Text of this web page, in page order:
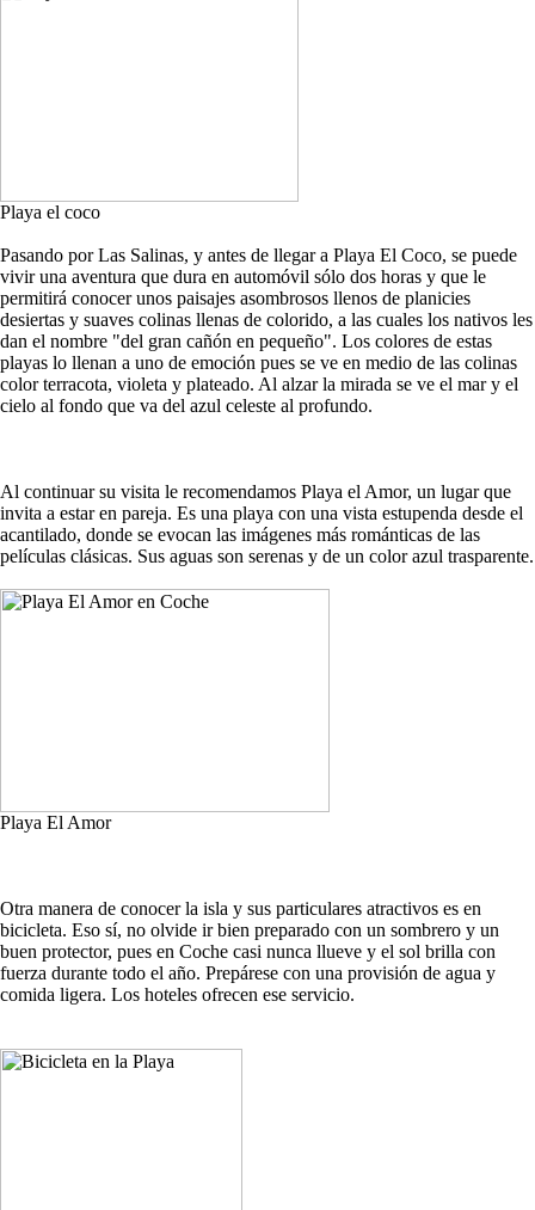
Playa el coco
Pasando por Las Salinas, y antes de llegar a Playa El Coco, se puede
vivir una aventura que dura en automóvil sólo dos horas y que le
permitirá conocer unos paisajes asombrosos llenos de planicies
desiertas y suaves colinas llenas de colorido, a las cuales los nativos les
dan el nombre "del gran cañón en pequeño". Los colores de estas
playas lo llenan a uno de emoción pues se ve en medio de las colinas
color terracota, violeta y plateado. Al alzar la mirada se ve el mar y el
cielo al fondo que va del azul celeste al profundo.
Al continuar su visita le recomendamos Playa el Amor, un lugar que
invita a estar en pareja. Es una playa con una vista estupenda desde el
acantilado, donde se evocan las imágenes más románticas de las
películas clásicas. Sus aguas son serenas y de un color azul trasparente.
Playa El Amor
Otra manera de conocer la isla y sus particulares atractivos es en
bicicleta. Eso sí, no olvide ir bien preparado con un sombrero y un
buen protector, pues en Coche casi nunca llueve y el sol brilla con
fuerza durante todo el año. Prepárese con una provisión de agua y
comida ligera. Los hoteles ofrecen ese servicio.